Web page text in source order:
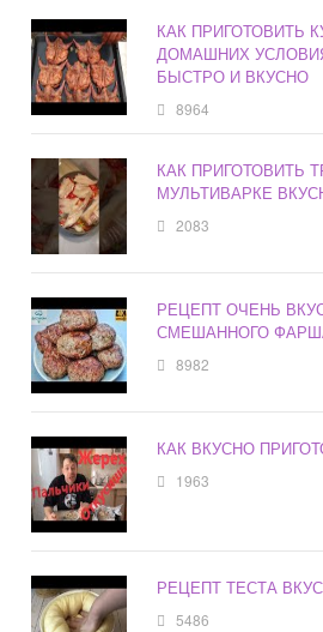
КАК ПРИГОТОВИТЬ
ДОМАШНИХ
БЫСТРО И ВКУСНО
8964
КАК ПРИГОТОВИТЬ
МУЛЬТИВАРКЕ
2083
РЕЦЕПТ ОЧЕНЬ
СМЕШАННОГО
8982
КАК ВКУСНО
1963
РЕЦЕПТ ТЕСТА
5486